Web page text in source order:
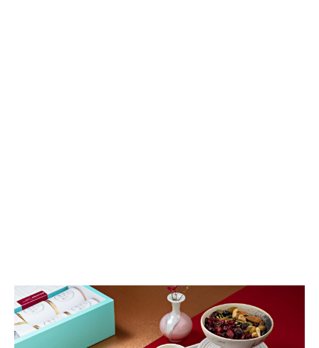
申
時
七
茶
禮